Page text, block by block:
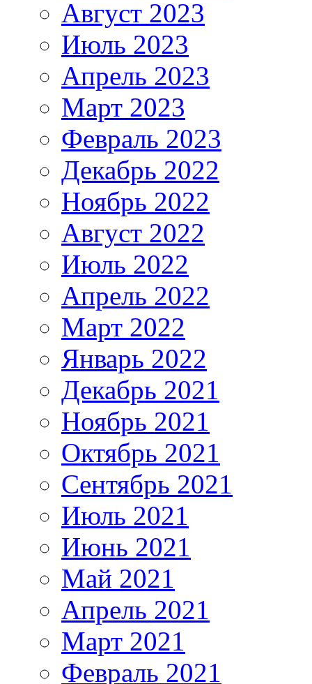
Август 2023
Июль 2023
Апрель 2023
Март 2023
Февраль 2023
Декабрь 2022
Ноябрь 2022
Август 2022
Июль 2022
Апрель 2022
Март 2022
Январь 2022
Декабрь 2021
Ноябрь 2021
Октябрь 2021
Сентябрь 2021
Июль 2021
Июнь 2021
Май 2021
Апрель 2021
Март 2021
Февраль 2021